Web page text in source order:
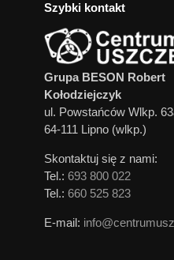
Szybki kontakt
Grupa BESON Robert
Kołodziejczyk
ul. Powstańców Wlkp.
64-111 Lipno (wlkp.)
Skontaktuj się z nami:
Tel.: 693 800 022
Tel.: 660 525 823
E-mail: